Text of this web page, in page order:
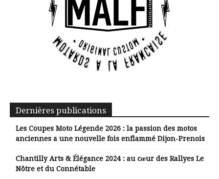
Dernières publications
Les Coupes Moto Légende 2026 : la passion des motos
anciennes a une nouvelle fois enflammé Dijon-Prenois
Chantilly Arts & Élégance 2024 : au cœur des Rallyes Le
Nôtre et du Connétable